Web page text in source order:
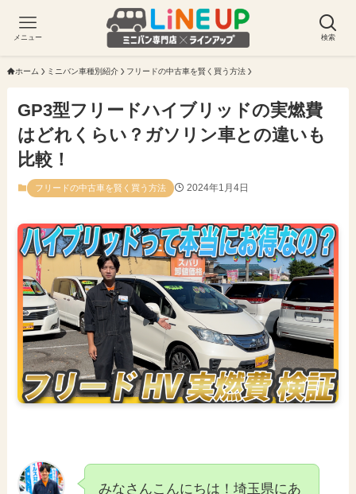
検索
メニュー
ホーム ミニバン車種別紹介 フリードの中古車を賢く買う方法
GP3型フリードハイブリッドの実燃費
はどれくらい？ガソリン車との違いも
比較！
フリードの中古車を賢く買う方法 2024年1月4日
みなさんこんにちは！埼玉県にあ